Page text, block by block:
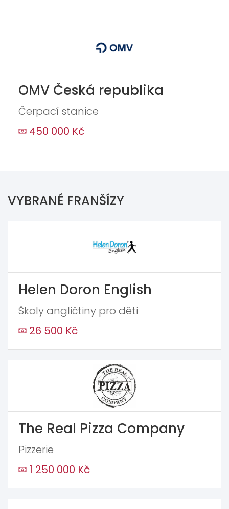
OMV Česká republika
Čerpací stanice
450 000 Kč
VYBRANÉ FRANŠÍZY
Helen Doron English
Školy angličtiny pro děti
26 500 Kč
The Real Pizza Company
Pizzerie
1 250 000 Kč